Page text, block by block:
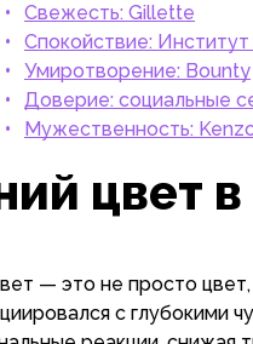
Свежесть: Gillette
Спокойствие:
Умиротворение: Bounty
Доверие: социальные
Мужественность:
цвет
— это не просто
с глубокими